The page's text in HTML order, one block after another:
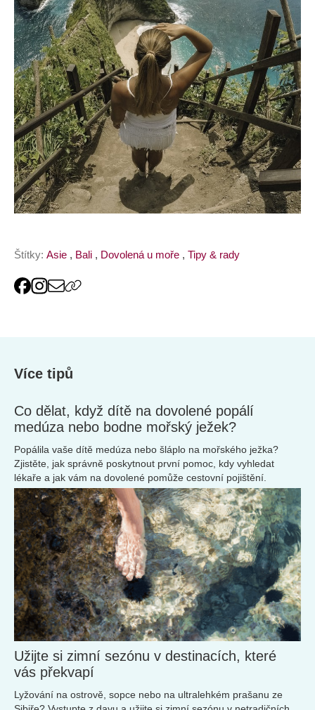
Štítky: Asie , Bali , Dovolená u moře , Tipy & rady
Více tipů
Co dělat, když dítě na dovolené popálí
medúza nebo bodne mořský ježek?
Popálila vaše dítě medúza nebo šláplo na mořského ježka?
Zjistěte, jak správně poskytnout první pomoc, kdy vyhledat
lékaře a jak vám na dovolené pomůže cestovní pojištění.
Užijte si zimní sezónu v destinacích, které
vás překvapí
Lyžování na ostrově, sopce nebo na ultralehkém prašanu ze